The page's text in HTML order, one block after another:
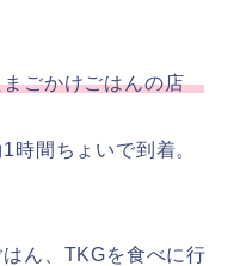
まごかけごはんの店
時間ちょいで到着。
ん、TKGを食べに行